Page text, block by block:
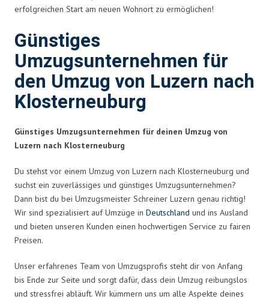
erfolgreichen Start am neuen Wohnort zu ermöglichen!
Günstiges
Umzugsunternehmen für
den Umzug von Luzern nach
Klosterneuburg
Günstiges Umzugsunternehmen für deinen Umzug von
Luzern nach Klosterneuburg
Du stehst vor einem Umzug von Luzern nach Klosterneuburg und
suchst ein zuverlässiges und günstiges Umzugsunternehmen?
Dann bist du bei Umzugsmeister Schreiner Luzern genau richtig!
Wir sind spezialisiert auf Umzüge in Deutschland und ins Ausland
und bieten unseren Kunden einen hochwertigen Service zu fairen
Preisen.
Unser erfahrenes Team von Umzugsprofis steht dir von Anfang
bis Ende zur Seite und sorgt dafür, dass dein Umzug reibungslos
und stressfrei abläuft. Wir kümmern uns um alle Aspekte deines